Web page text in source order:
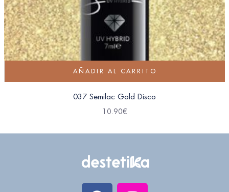
AÑADIR AL CARRITO
037 Semilac Gold Disco
10.90€